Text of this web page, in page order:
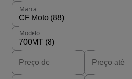
Marca
Modelo